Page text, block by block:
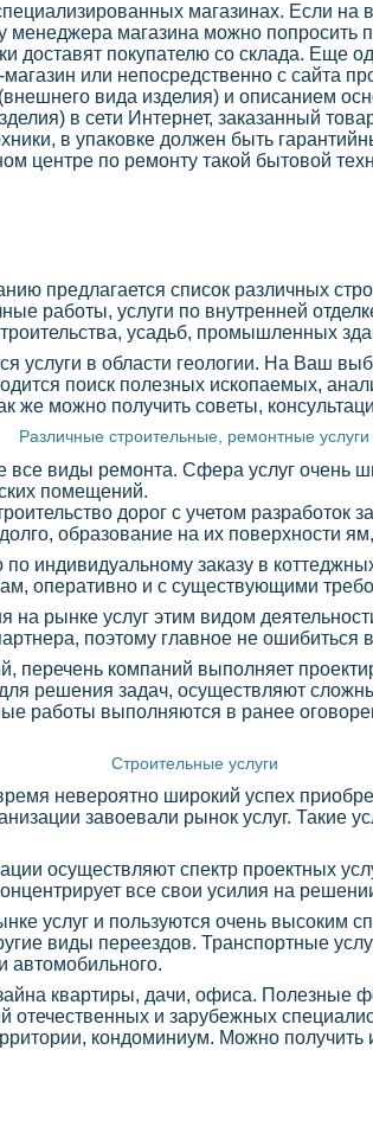
магазинах. Если на
менеджера магазина можно попросить
доставят покупателю со склада. Еще
или непосредственно с сайта
вида изделия) и описанием
в сети Интернет, заказанный
в упаковке должен быть
центре по ремонту такой бытовой
предлагается список различных
работы, услуги по внутренней
усадьб, промышленных
услуги в области геологии. На Ваш
поиск полезных ископаемых,
же можно получить советы,
Различные строительные, ремонтные услуги
виды ремонта. Сфера услуг очень
помещений.
дорог с учетом разработок
образование на их поверхности
по индивидуальному заказу в
оперативно и с существующими
на рынке услуг этим видом
поэтому главное не ошибиться
перечень компаний выполняет
решения задач, осуществляют
работы выполняются в ранее
Строительные услуги
невероятно широкий успех
завоевали рынок услуг. Такие
осуществляют спектр проектных
все свои усилия на
услуг и пользуются очень высоким
виды переездов. Транспортные
автомобильного.
квартиры, дачи, офиса. Полезные
отечественных и зарубежных
кондоминиум. Можно